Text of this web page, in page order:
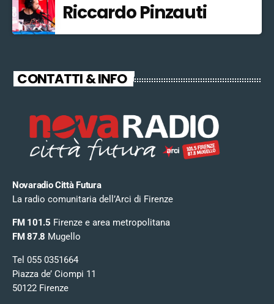
Riccardo Pinzauti
CONTATTI & INFO
Novaradio Città Futura
La radio comunitaria dell’Arci di Firenze
FM 101.5 Firenze e area metropolitana
FM 87.8 Mugello
Tel 055 0351664
Piazza de’ Ciompi 11
50122 Firenze